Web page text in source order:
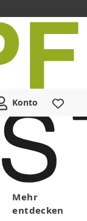
Konto
Mehr
entdecken